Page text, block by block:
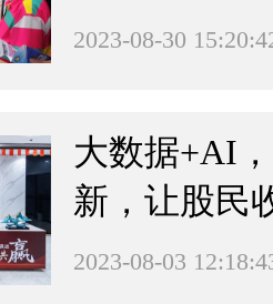
2023-08-30
大数据+AI
新，让股民
2023-08-03